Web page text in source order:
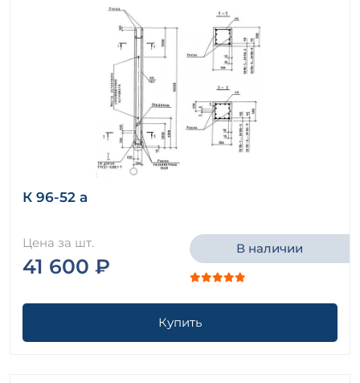
К 96-52 а
Цена за шт.
41 600 ₽
В наличии
Купить